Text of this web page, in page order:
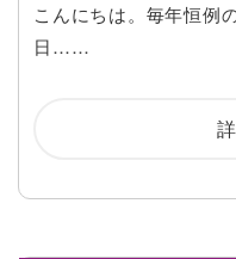
こんにちは。毎年恒例
日……